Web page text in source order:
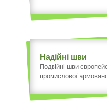
Надійні шви
Подвійні шви
промислової